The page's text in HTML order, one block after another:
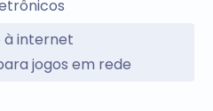
à internet
jogos em rede